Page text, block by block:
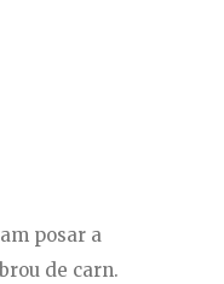
posar a
de carn.